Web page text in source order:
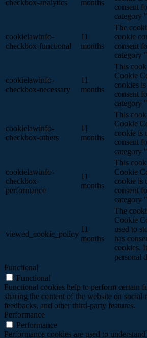
checkbox-analytics
months
consent
category
cookielawinfo-
checkbox-functional
11
months
The
cookie
consent
category
cookielawinfo-
checkbox-necessary
11
months
This
Cookie
cookies
consent
category
cookielawinfo-
checkbox-others
11
months
This
Cookie
cookie is
consent
category
cookielawinfo-
checkbox-
performance
11
months
This
Cookie
cookie is
consent
category
viewed_cookie_policy
11
months
The
Cookie
used to
has
cookies.
personal
Functional
Functional
Functional cookies help to perform certain
sharing the content of the website on social
feedbacks, and other third-party features.
Performance
Performance
Performance cookies are used to